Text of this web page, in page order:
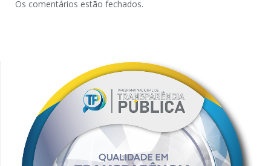
Os comentários estão fechados.